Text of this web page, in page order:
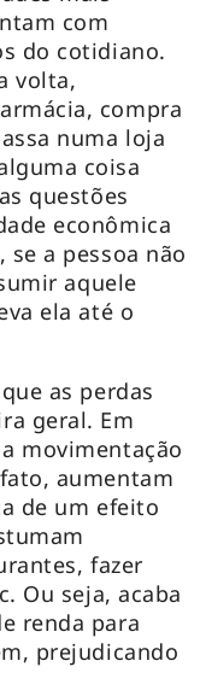
com
do cotidiano.
volta,
compra
numa loja
coisa
questões
econômica
a pessoa não
aquele
ela até o
as perdas
geral. Em
movimentação
aumentam
de um efeito
fazer
Ou seja, acaba
renda para
prejudicando